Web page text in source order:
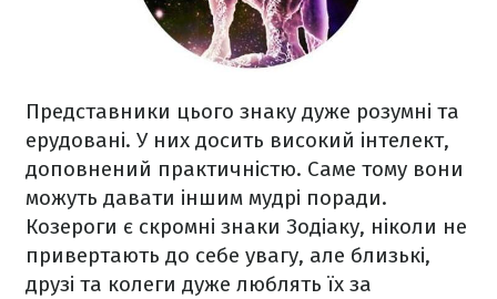
Представники цього знаку дуже розумні та
ерудовані. У них досить високий інтелект,
доповнений практичністю. Саме тому вони
можуть давати іншим мудрі поради.
Козероги є скромні знаки Зодіаку, ніколи не
привертають до себе увагу, але близькі,
друзі та колеги дуже люблять їх за